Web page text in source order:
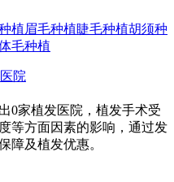
植眉毛种植睫毛种植胡须种
毛种植
院
0家植发医院，植发手术受
等方面因素的影响，通过发
障及植发优惠。